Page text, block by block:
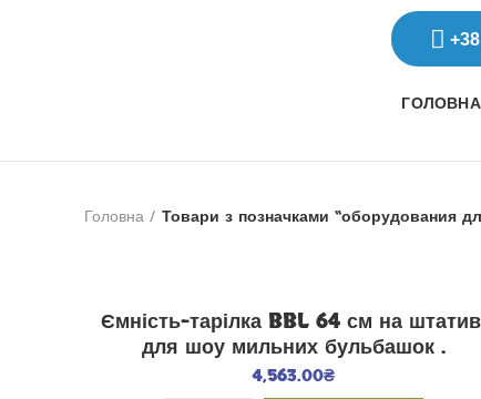
ГОЛОВНА
Головна Товари з позначками “оборудования
Ємність-тарілка BBL 64 см на
для шоу мильних бульбашок .
4,563.00₴